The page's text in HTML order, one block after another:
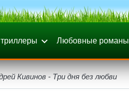
Любовные романы
Кивинов - Три дня без любви